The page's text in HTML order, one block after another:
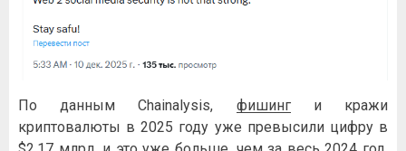
По данным Chainalysis, фишинги кражи
криптовалюты в 2025 году уже превысили цифру в